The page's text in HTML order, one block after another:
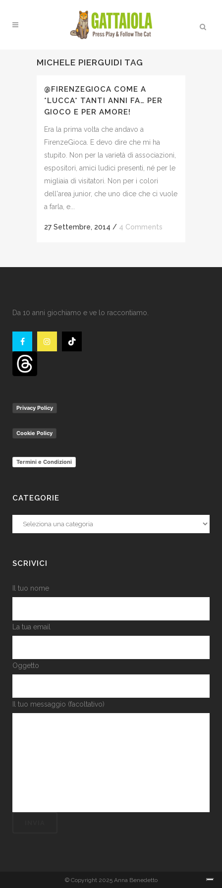
MICHELE PIERGUIDI TAG
@FIRENZEGIOCA COME A
*LUCCA* TANTI ANNI FA… PER
GIOCO E PER AMORE!
Era la prima volta che andavo a
FirenzeGioca. E devo dire che mi ha
stupito. Non per la varietà di associazioni,
espositori, amici ludici presenti, né per le
migliaia di visitatori. Non per i colori
dell'area junior, che uno dice che ci vuole
a farla, e...
27 Settembre, 2014 / 4 Comments
Da 10 anni giochiamo e ve lo raccontiamo.
Privacy Policy
Cookie Policy
Termini e Condizioni
CATEGORIE
Categorie
SCRIVICI
Il tuo nome
La tua email
Oggetto
Il tuo messaggio (facoltativo)
© Copyright 2025 Anna Benedetto